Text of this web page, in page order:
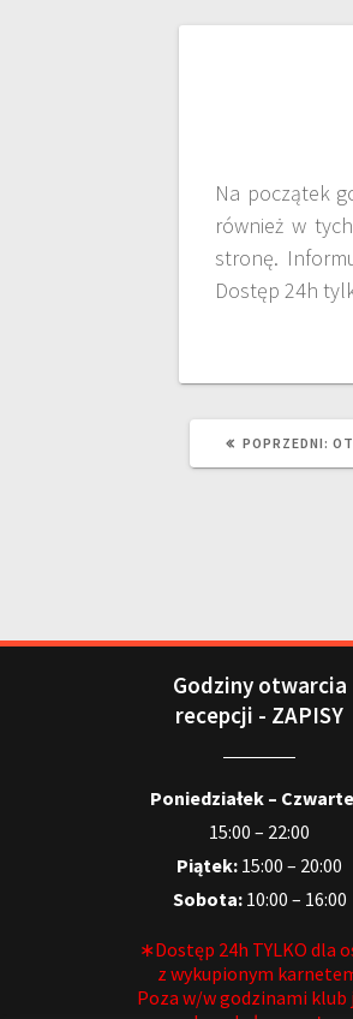
Na początek
również w
stronę.
Dostęp 24h
POPRZEDNI:
Godziny otwarcia
recepcji - ZAPISY
Poniedziałek –
15:00 – 22:00
Piątek: 15:00 – 20:00
Sobota:10:00 – 16:00
∗Dostęp 24h TYLKO dla
z wykupionym
Poza w/w godzinami klub